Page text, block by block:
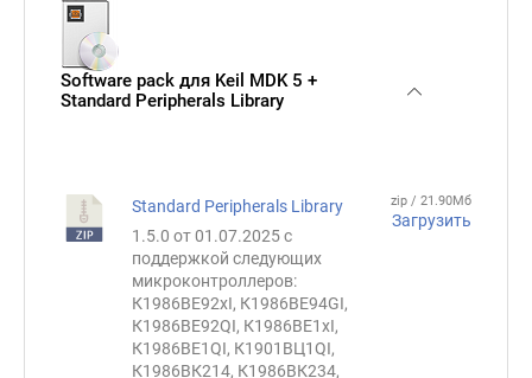
Software pack для Keil MDK 5 +
Standard Peripherals Library
Standard Peripherals Library
1.5.0 от 01.07.2025 c
поддержкой следующих
микроконтроллеров:
К1986ВЕ92xI, К1986ВЕ94GI,
К1986ВЕ92QI, К1986ВЕ1xI,
К1986ВЕ1QI, К1901ВЦ1QI,
К1986ВК214, К1986ВК234,
zip / 21.90Мб
Загрузить